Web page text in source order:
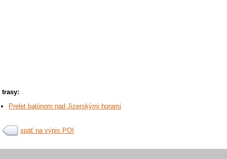
trasy:
Prelet balónom nad Jizerskými horami
späť na výpis POI